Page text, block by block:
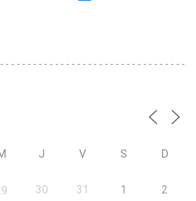
J V S D
30 31 1 2